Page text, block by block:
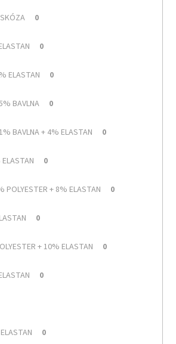
0
0
ELASTAN 0
BAVLNA 0
BAVLNA + 4% ELASTAN 0
0
POLYESTER + 8% ELASTAN 0
0
+ 10% ELASTAN 0
0
0